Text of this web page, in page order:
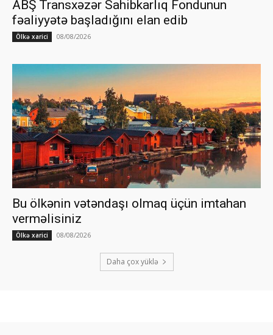
ABŞ Transxəzər Sahibkarlıq Fondunun
fəaliyyətə başladığını elan edib
Ölkə xarici 08/08/2026
Bu ölkənin vətəndaşı olmaq üçün imtahan
verməlisiniz
Ölkə xarici 08/08/2026
Daha çox yüklə